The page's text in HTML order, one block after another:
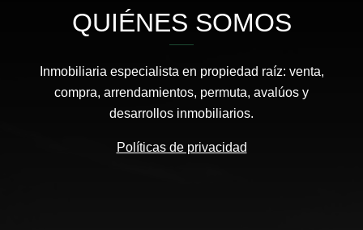
QUIÉNES SOMOS
Inmobiliaria especialista en propiedad raíz: venta,
compra, arrendamientos, permuta, avalúos y
desarrollos inmobiliarios.
Políticas de privacidad